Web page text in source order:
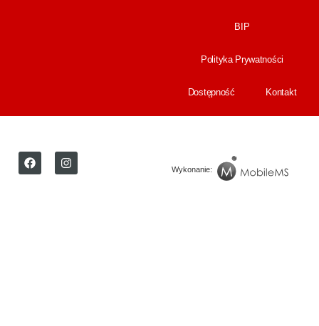
BIP
Polityka Prywatności
Dostępność Kontakt
Wykonanie: